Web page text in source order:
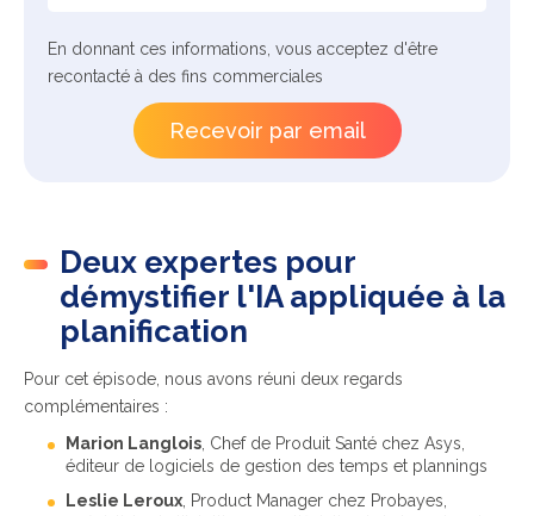
En donnant ces informations, vous acceptez d'être
recontacté à des fins commerciales
Deux expertes pour
démystifier l'IA appliquée à la
planification
Pour cet épisode, nous avons réuni deux regards
complémentaires :
Marion Langlois , Chef de Produit Santé chez Asys,
éditeur de logiciels de gestion des temps et plannings
Leslie Leroux , Product Manager chez Probayes,